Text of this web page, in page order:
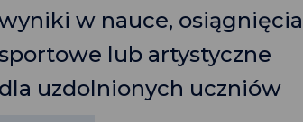
w nauce, osiągnięcia
lub artystyczne
uzdolnionych uczniów